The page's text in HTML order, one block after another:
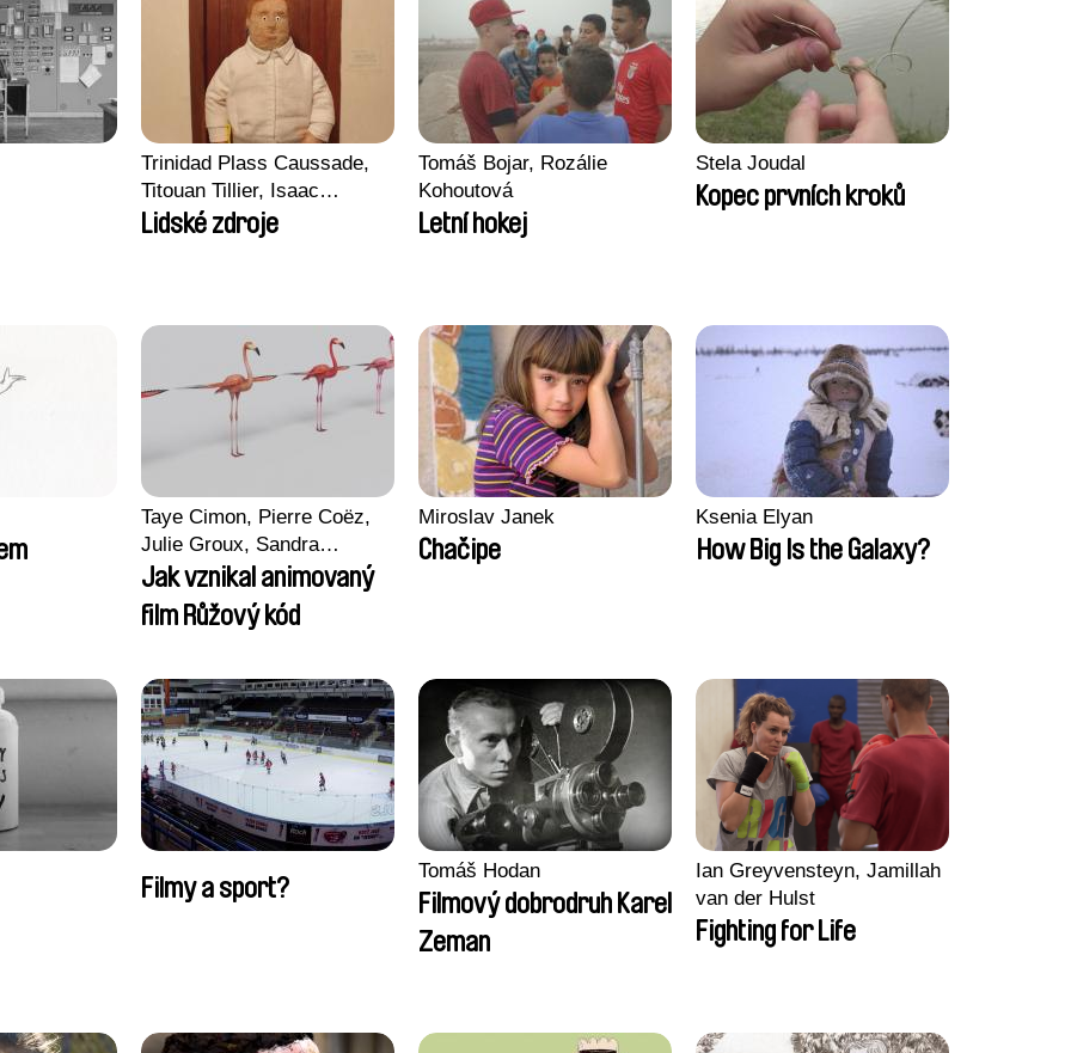
Trinidad Plass Caussade,
Titouan Tillier, Isaac
Wenzek
Lidské zdroje
Tomáš Bojar, Rozálie
Kohoutová
Letní hokej
Stela Joudal
Kopec prvních kroků
Taye Cimon, Pierre Coëz,
Julie Groux, Sandra
Leydier, Manuarii Morel,
Romain Seisson
Jak vznikal animovaný
film Růžový kód
Miroslav Janek
Chačipe
Ksenia Elyan
How Big Is the Galaxy?
Filmy a sport?
Tomáš Hodan
Filmový dobrodruh Karel
Zeman
Ian Greyvensteyn, Jamillah
van der Hulst
Fighting for Life